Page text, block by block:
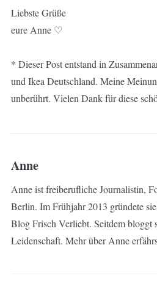
Liebste Grüße
eure Anne ♡
* Dieser Post entstand in
und Ikea Deutschland. Meine
unberührt. Vielen Dank für diese
Anne
Anne ist freiberufliche Journalistin,
Berlin. Im Frühjahr 2013 gründete
Blog Frisch Verliebt. Seitdem bloggt
Leidenschaft. Mehr über Anne